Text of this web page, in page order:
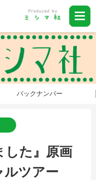
バックナンバー
した』原画
ツアー